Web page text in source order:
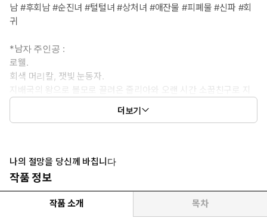
남 #후회남 #순진녀 #털털녀 #상처녀 #애잔물 #피폐물 #신파 #회
귀
*남자 주인공 :
로웰.
회색 머리칼, 잿빛 눈동자.
지배국의 왕으로 볼모로 끌려온 줄리아와 오랜 시간 소꿉친구로 지
내지만, 그녀가 자국으로 돌아가자마자 불과 2년만에 전쟁을 일으켜
*여자 주인공 :
줄리아.
금발, 초록색 눈동자.
피지배국의 공주로 오랜 시간 볼모로 지냈지만 답지 않게 당차고
더보기
나의 절망을 당신께 바칩니다
작품 정보
작품 소개 목차